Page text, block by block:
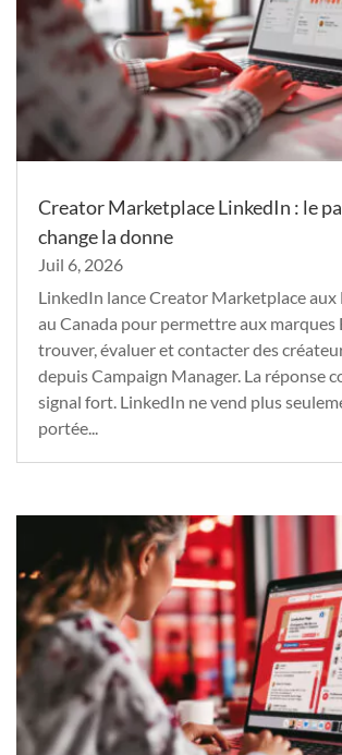
Creator Marketplace LinkedIn : le
change la donne
Juil 6, 2026
LinkedIn lance Creator Marketplace
au Canada pour permettre aux marques
trouver, évaluer et contacter des
depuis Campaign Manager. La réponse
signal fort. LinkedIn ne vend plus
portée...